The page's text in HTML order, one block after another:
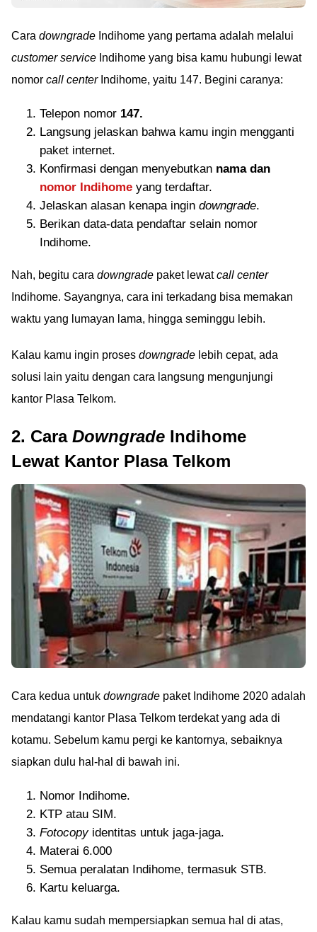
Cara downgrade Indihome yang pertama adalah melalui
customer service Indihome yang bisa kamu hubungi lewat
nomor call centerIndihome, yaitu 147. Begini caranya:
Telepon nomor 147.
Langsung jelaskan bahwa kamu ingin mengganti
paket internet.
Konfirmasi dengan menyebutkan nama dan
nomor Indihome yang terdaftar.
Jelaskan alasan kenapa ingin downgrade.
Berikan data-data pendaftar selain nomor
Indihome.
Nah, begitu cara downgrade paket lewatcall center
Indihome. Sayangnya, cara ini terkadang bisa memakan
waktu yang lumayan lama, hingga seminggu lebih.
Kalau kamu ingin proses downgrade lebih cepat, ada
solusi lain yaitu dengan cara langsung mengunjungi
kantor Plasa Telkom.
2. Cara Downgrade Indihome
Lewat Kantor Plasa Telkom
Cara kedua untuk downgrade paket Indihome 2020 adalah
mendatangi kantor Plasa Telkom terdekat yang ada di
kotamu. Sebelum kamu pergi ke kantornya, sebaiknya
siapkan dulu hal-hal di bawah ini.
Nomor Indihome.
KTP atau SIM.
Fotocopyidentitas untuk jaga-jaga.
Materai 6.000
Semua peralatan Indihome, termasuk STB.
Kartu keluarga.
Kalau kamu sudah mempersiapkan semua hal di atas,